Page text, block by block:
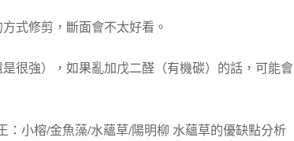
式修剪，斷面會不太好看。
很強），如果亂加戊二醛（有機碳）的話，可能會